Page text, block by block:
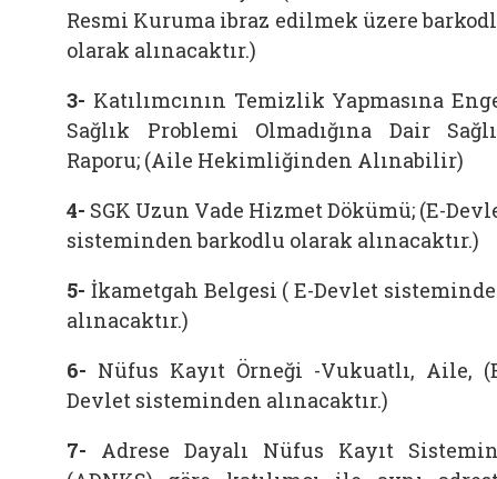
Resmi Kuruma ibraz edilmek üzere
olarak alınacaktır.)
3- Katılımcının Temizlik Yapmasına
Sağlık Problemi Olmadığına Dair
Raporu; (Aile Hekimliğinden Alınabilir)
4- SGK Uzun Vade Hizmet Dökümü; (E-
sisteminden barkodlu olarak alınacaktır.)
5- İkametgah Belgesi ( E-Devlet
alınacaktır.)
6- Nüfus Kayıt Örneği -Vukuatlı, Aile,
Devlet sisteminden alınacaktır.)
7- Adrese Dayalı Nüfus Kayıt